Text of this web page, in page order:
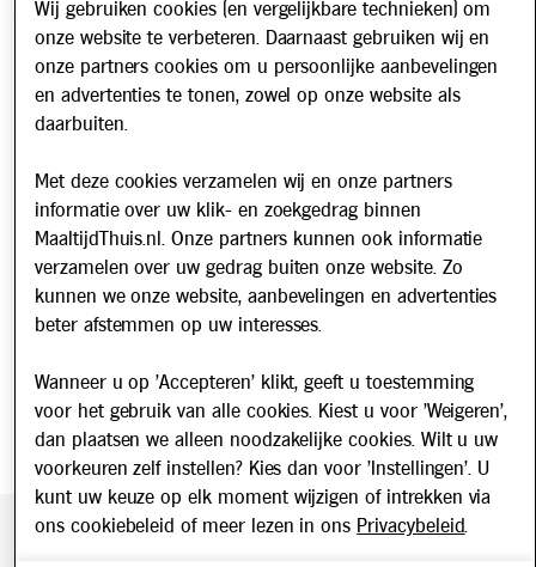
Veelgestelde vragen
Over ons
Werken bij
Nieuwsbrief
Schrijf u in voor onze nieuwsbrief en blijf op de hoogte van
updates over Maaltijd Thuis!
E-mailadres
Beveiligde betaling middels SEPA incasso. Getoonde prijzen
Wij gebruiken cookies (en vergelijkbare technieken) om
onze website te verbeteren. Daarnaast gebruiken wij en
onze partners cookies om u persoonlijke aanbevelingen
en advertenties te tonen, zowel op onze website als
daarbuiten.
Met deze cookies verzamelen wij en onze partners
informatie over uw klik- en zoekgedrag binnen
MaaltijdThuis.nl. Onze partners kunnen ook informatie
verzamelen over uw gedrag buiten onze website. Zo
kunnen we onze website, aanbevelingen en advertenties
beter afstemmen op uw interesses.
Wanneer u op 'Accepteren' klikt, geeft u toestemming
voor het gebruik van alle cookies. Kiest u voor 'Weigeren',
dan plaatsen we alleen noodzakelijke cookies. Wilt u uw
voorkeuren zelf instellen? Kies dan voor 'Instellingen'. U
kunt uw keuze op elk moment wijzigen of intrekken via
ons cookiebeleid of meer lezen in ons Privacybeleid.